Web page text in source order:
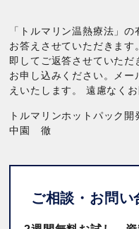
「トルマリン温熱療法」
お答えさせていただきま
即してご返答させていただ
お申し込みください。メ
えいたします。 遠慮なく
トルマリンホットパック開
中園 徹
ご相談・お問い